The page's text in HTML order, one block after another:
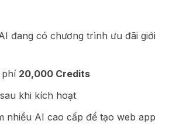
đang có chương trình ưu đãi giới
phí 20,000 Credits
khi kích hoạt
nhiều AI cao cấp để tạo web app